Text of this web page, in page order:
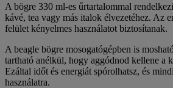
A bögre 330 ml-es űrtartalommal
kávé, tea vagy más italok élvezetéhez. Az
felület kényelmes használatot biztosítanak.
A beagle bögre mosogatógépben is
tartható anélkül, hogy aggódnod kellene a
Ezáltal időt és energiát spórolhatsz, és
használatra.